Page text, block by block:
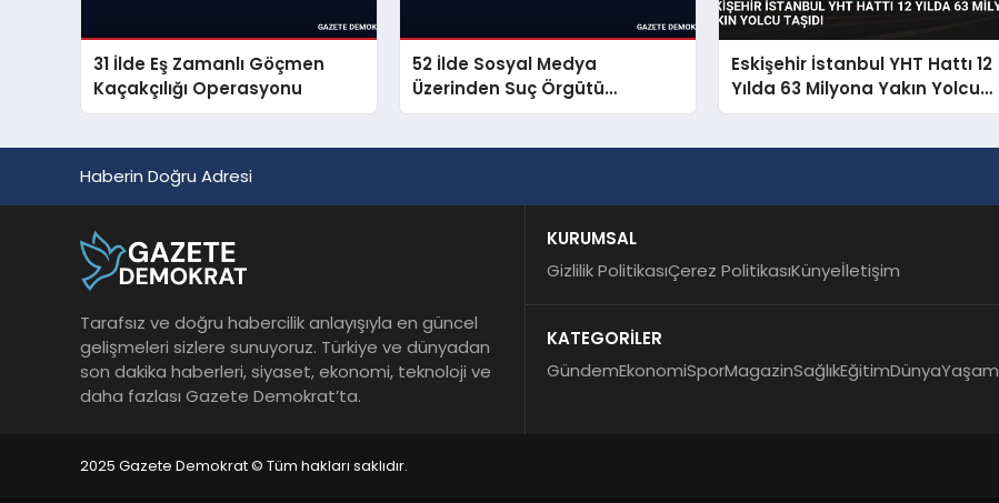
31 İlde Eş Zamanlı Göçmen
Kaçakçılığı Operasyonu
52 İlde Sosyal Medya
Üzerinden Suç Örgütü
Propagandasına Operasyon
Eskişehir İstanbul YHT Hattı 12
Yılda 63 Milyona Yakın Yolcu
Taşıdı
Haberin Doğru Adresi
Tarafsız ve doğru habercilik anlayışıyla en güncel
gelişmeleri sizlere sunuyoruz. Türkiye ve dünyadan
son dakika haberleri, siyaset, ekonomi, teknoloji ve
daha fazlası Gazete Demokrat’ta.
KURUMSAL
Gizlilik PolitikasıÇerez PolitikasıKünyeİletişim
KATEGORİLER
GündemEkonomiSporMagazinSağlıkEğitimDünyaYaşam
2025 Gazete Demokrat © Tüm hakları saklıdır.